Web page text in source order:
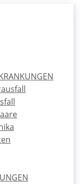
Fachärztin im
Schwerpunkte